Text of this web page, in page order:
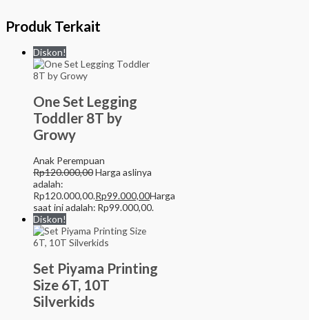
Produk Terkait
Diskon!
One Set Legging
Toddler 8T by
Growy
Anak Perempuan
Rp120.000,00Harga aslinya
adalah:
Rp120.000,00.Rp99.000,00Harga
saat ini adalah: Rp99.000,00.
Diskon!
Set Piyama Printing
Size 6T, 10T
Silverkids